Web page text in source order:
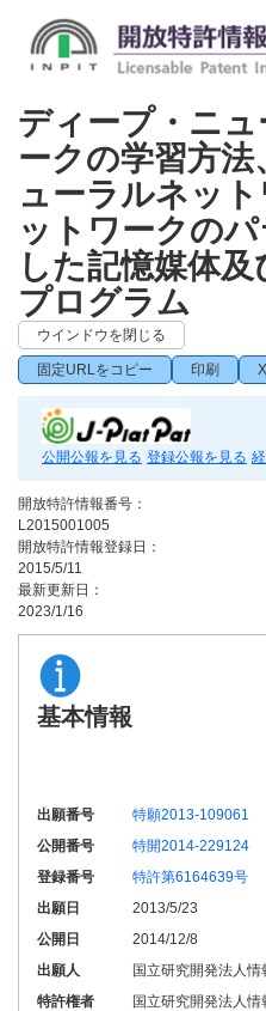
ディープ・ニ
ークの学習方
ューラルネッ
ットワークの
した記憶媒体
プログラム
ウインドウを閉じる
固定URLをコピー 印刷
公開公報を見る 登録公報を見る
開放特許情報番号：
L2015001005
開放特許情報登録日：
2015/5/11
最新更新日：
2023/1/16
基本情報
出願番号
特願2013-109061
公開番号
特開2014-229124
登録番号
特許第6164639号
出願日
2013/5/23
公開日
2014/12/8
出願人
国立研究開発法人
特許権者
国立研究開発法人